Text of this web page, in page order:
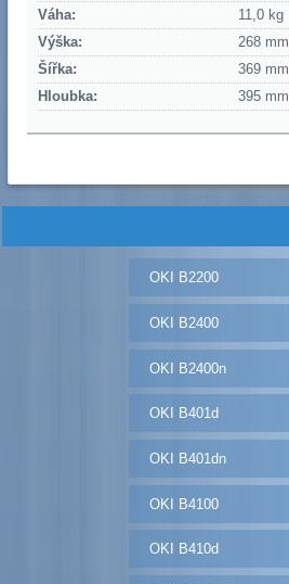
Váha:
11,0 kg
Výška:
268 mm
Šířka:
369 mm
Hloubka:
395 mm
OKI B2200
OKI B2400
OKI B2400n
OKI B401d
OKI B401dn
OKI B4100
OKI B410d